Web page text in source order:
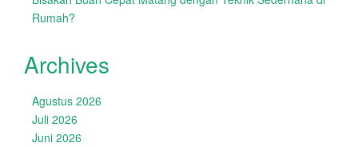
Rumah?
Archives
Agustus 2026
Juli 2026
Juni 2026